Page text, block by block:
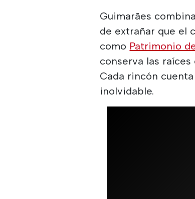
Guimarães
de extrañar que el
como Patrimonio
conserva las
Cada rincón
inolvidable.